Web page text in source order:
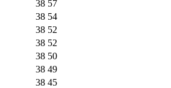
38 57
38 54
38 52
38 52
38 50
38 49
38 45